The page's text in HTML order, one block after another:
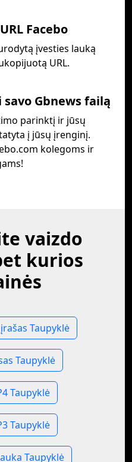
Facebo
įvesties lauką
URL.
Gbnews failą
parinktį ir jūsų
į jūsų įrenginį.
kolegoms ir
vaizdo
kurios
Taupyklė
Taupyklė
Taupyklė
Taupyklė
Taupyklė